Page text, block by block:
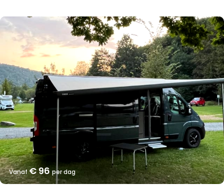
Vanaf€ 96per dag